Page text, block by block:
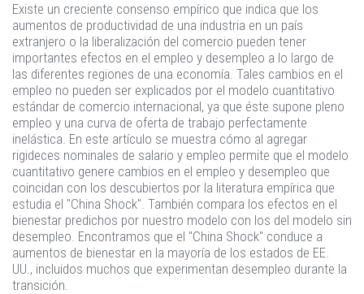
Existe un creciente consenso empírico que indica que los
aumentos de productividad de una industria en un país
extranjero o la liberalización del comercio pueden tener
importantes efectos en el empleo y desempleo a lo largo de
las diferentes regiones de una economía. Tales cambios en el
empleo no pueden ser explicados por el modelo cuantitativo
estándar de comercio internacional, ya que éste supone pleno
empleo y una curva de oferta de trabajo perfectamente
inelástica. En este artículo se muestra cómo al agregar
rigideces nominales de salario y empleo permite que el modelo
cuantitativo genere cambios en el empleo y desempleo que
coincidan con los descubiertos por la literatura empírica que
estudia el "China Shock". También compara los efectos en el
bienestar predichos por nuestro modelo con los del modelo sin
desempleo. Encontramos que el "China Shock" conduce a
aumentos de bienestar en la mayoría de los estados de EE.
UU., incluidos muchos que experimentan desempleo durante la
transición.